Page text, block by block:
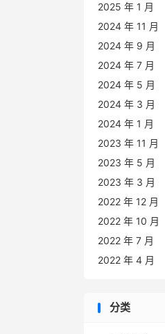
2025 年 1 月
2024 年 11 月
2024 年 9 月
2024 年 7 月
2024 年 5 月
2024 年 3 月
2024 年 1 月
2023 年 11 月
2023 年 5 月
2023 年 3 月
2022 年 12 月
2022 年 10 月
2022 年 7 月
2022 年 4 月
分类